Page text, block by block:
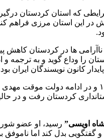
که استان کردستان
فانی را وداع گفت و در گورستان سلیمان بگ زادگاهش بانه
در ۲۴ تیرماه ۱۳۵۸ و در ادامه
اویسی” رسید، او عضو
بدل کند اما ناموفق بود و